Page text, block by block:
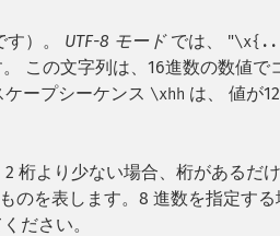
）。 UTF-8 モードでは、 "
この文字列は、16進数の数値で
ープシーケンス \xhh は、 値が
桁より少ない場合、桁があるだ
のを表します。8 進数を指定する
ださい。